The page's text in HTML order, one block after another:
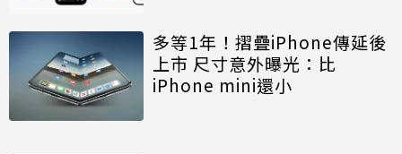
多等1年！摺疊iPhone傳延後
上市 尺寸意外曝光：比
iPhone mini還小